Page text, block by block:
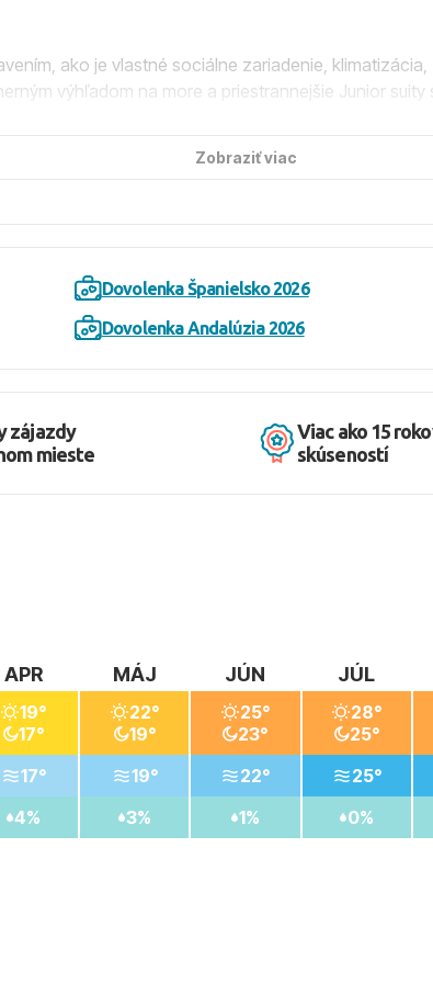
ako je vlastné sociálne zariadenie,
výhľadom na more a priestrannejšie Junior suity
reštaurácie so show cooking, štyroch á la
obedy a večere formou bufetu, ľahké občerstvenie
reštauráciám, trezorom na izbe zadarmo
Zobraziť viac
Dovolenka Španielsko 2026
Dovolenka Andalúzia 2026
zájazdy
mieste
Viac ako 15
skúseností
APR
19°
17°
17°
4%
MÁJ
22°
19°
19°
3%
JÚN
25°
23°
22°
1%
JÚL
28°
25°
25°
0%